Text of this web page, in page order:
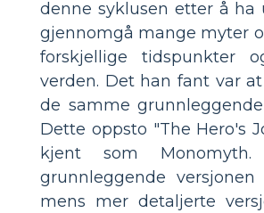
denne syklusen etter å ha
gjennomgå mange myter
forskjellige tidspunkter
verden. Det han fant var
de samme
Dette oppsto "The Hero's
kjent som
grunnleggende
mens mer detaljerte